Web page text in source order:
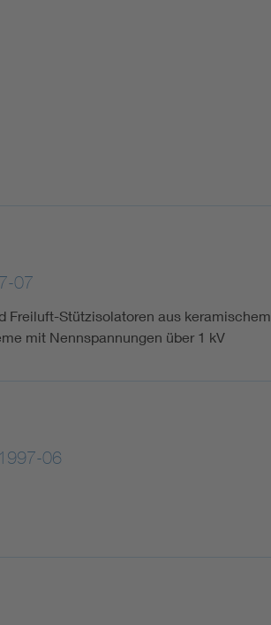
07
Freiluft-Stützisolatoren aus keramischem
mit Nennspannungen über 1 kV
06